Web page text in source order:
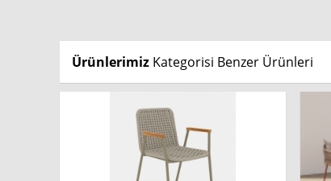
Ürünlerimiz Kategorisi Benzer Ürünleri